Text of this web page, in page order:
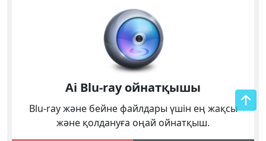
Ai Blu-ray ойнатқышы
Blu-ray және бейне файлдары үшін ең жақсы
және қолдануға оңай ойнатқыш.